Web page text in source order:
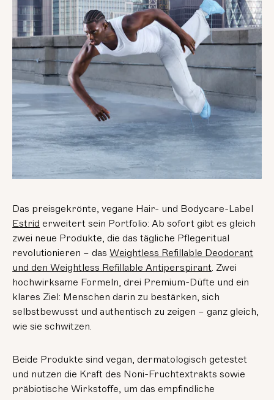
Das preisgekrönte, vegane Hair- und Bodycare-Label
Estrid erweitert sein Portfolio: Ab sofort gibt es gleich
zwei neue Produkte, die das tägliche Pflegeritual
revolutionieren – dasWeightless Refillable Deodorant
und den Weightless Refillable Antiperspirant. Zwei
hochwirksame Formeln, drei Premium-Düfte und ein
klares Ziel: Menschen darin zu bestärken, sich
selbstbewusst und authentisch zu zeigen – ganz gleich,
wie sie schwitzen.
Beide Produkte sind vegan, dermatologisch getestet
und nutzen die Kraft des Noni-Fruchtextrakts sowie
präbiotische Wirkstoffe, um das empfindliche